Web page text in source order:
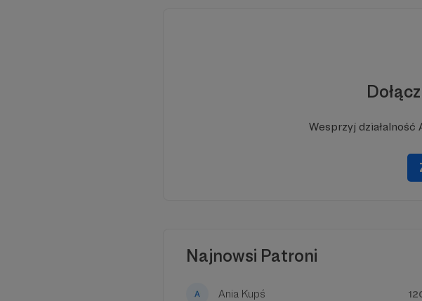
Wesprzyj działalność
Najnowsi Patroni
Ania Kupś